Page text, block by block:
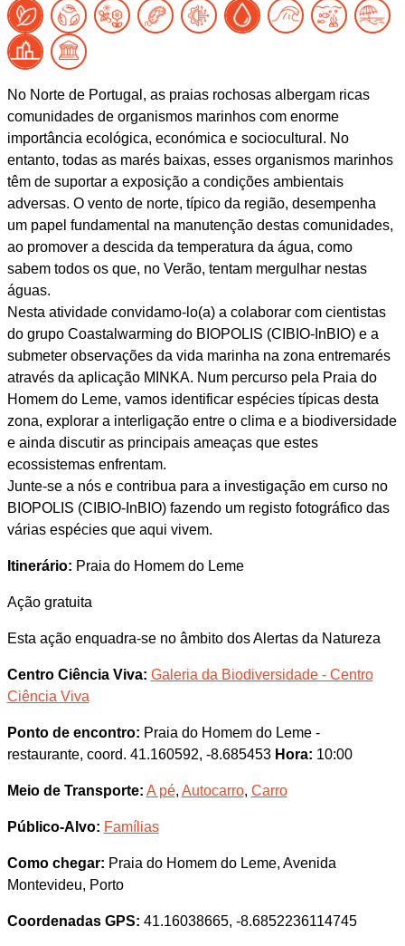
No Norte de Portugal, as praias rochosas albergam ricas
comunidades de organismos marinhos com enorme
importância ecológica, económica e sociocultural. No
entanto, todas as marés baixas, esses organismos marinhos
têm de suportar a exposição a condições ambientais
adversas. O vento de norte, típico da região, desempenha
um papel fundamental na manutenção destas comunidades,
ao promover a descida da temperatura da água, como
sabem todos os que, no Verão, tentam mergulhar nestas
águas.
Nesta atividade convidamo-lo(a) a colaborar com cientistas
do grupo Coastalwarming do BIOPOLIS (CIBIO-InBIO) e a
submeter observações da vida marinha na zona entremarés
através da aplicação MINKA. Num percurso pela Praia do
Homem do Leme, vamos identificar espécies típicas desta
zona, explorar a interligação entre o clima e a biodiversidade
e ainda discutir as principais ameaças que estes
ecossistemas enfrentam.
Junte-se a nós e contribua para a investigação em curso no
BIOPOLIS (CIBIO-InBIO) fazendo um registo fotográfico das
várias espécies que aqui vivem.
Itinerário: Praia do Homem do Leme
Ação gratuita
Esta ação enquadra-se no âmbito dos Alertas da Natureza
Centro Ciência Viva: Galeria da Biodiversidade - Centro
Ciência Viva
Ponto de encontro: Praia do Homem do Leme -
restaurante, coord. 41.160592, -8.685453 Hora: 10:00
Meio de Transporte: A pé, Autocarro, Carro
Público-Alvo: Famílias
Como chegar: Praia do Homem do Leme, Avenida
Montevideu, Porto
Coordenadas GPS: 41.16038665, -8.6852236114745